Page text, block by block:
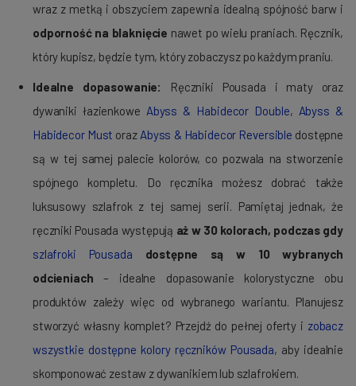
wraz z metką i obszyciem zapewnia idealną spójność barw i
odporność na blaknięcie nawet po wielu praniach. Ręcznik,
który kupisz, będzie tym, który zobaczysz po każdym praniu.
Idealne dopasowanie:
Ręczniki Pousada i maty oraz
dywaniki łazienkowe Abyss & Habidecor Double, Abyss &
Habidecor Must oraz Abyss & Habidecor Reversible dostępne
są w tej samej palecie kolorów, co pozwala na stworzenie
spójnego kompletu. Do ręcznika możesz dobrać także
luksusowy szlafrok z tej samej serii. Pamiętaj jednak, że
ręczniki Pousada występują aż w 30 kolorach, podczas gdy
szlafroki Pousada dostępne są w 10 wybranych
odcieniach – idealne dopasowanie kolorystyczne obu
produktów zależy więc od wybranego wariantu. Planujesz
stworzyć własny komplet? Przejdź do pełnej oferty i zobacz
wszystkie dostępne kolory ręczników Pousada, aby idealnie
skomponować zestaw z dywanikiem lub szlafrokiem.